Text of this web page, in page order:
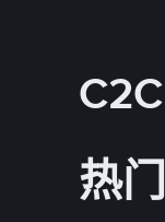
热